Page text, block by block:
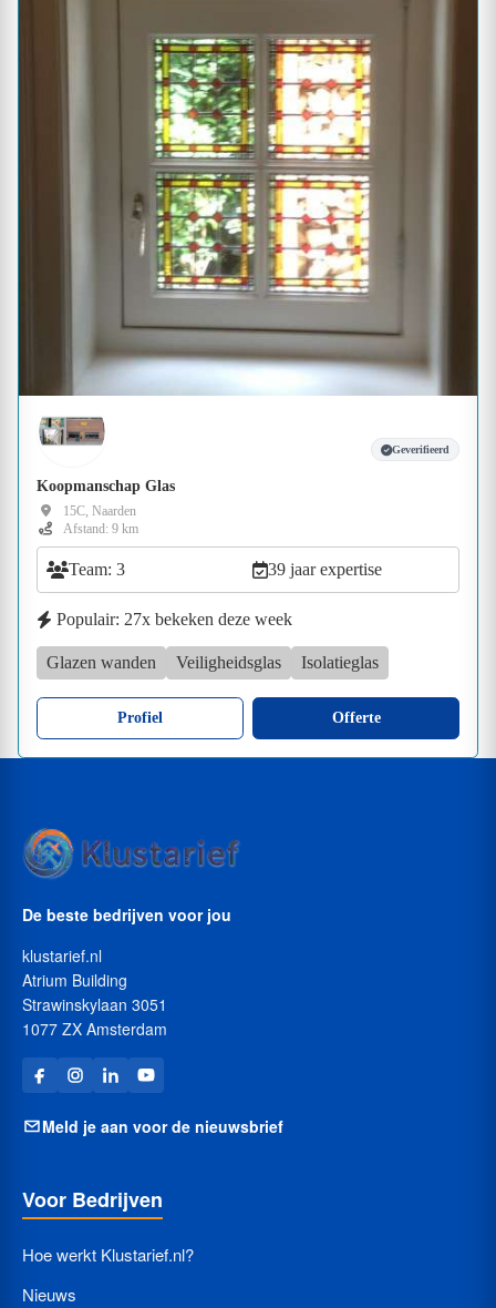
Geverifieerd
Koopmanschap Glas
15C, Naarden
Afstand: 9 km
Team: 3 39 jaar expertise
Populair: 27x bekeken deze week
Glazen wanden Veiligheidsglas Isolatieglas
Profiel Offerte
De beste bedrijven voor jou
klustarief.nl
Atrium Building
Strawinskylaan 3051
1077 ZX Amsterdam
Meld je aan voor de nieuwsbrief
Voor Bedrijven
Hoe werkt Klustarief.nl?
Nieuws